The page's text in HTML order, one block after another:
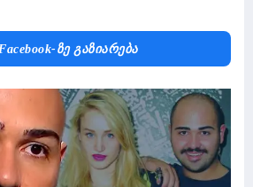
Facebook-Ზე Გაზიარება